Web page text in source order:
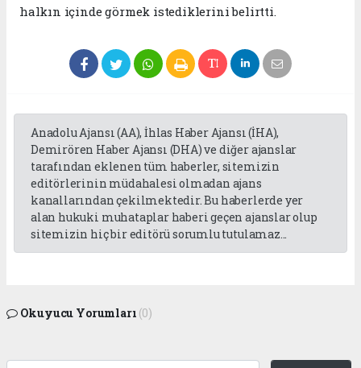
halkın içinde görmek istediklerini belirtti.
Anadolu Ajansı (AA), İhlas Haber Ajansı (İHA),
Demirören Haber Ajansı (DHA) ve diğer ajanslar
tarafından eklenen tüm haberler, sitemizin
editörlerinin müdahalesi olmadan ajans
kanallarından çekilmektedir. Bu haberlerde yer
alan hukuki muhataplar haberi geçen ajanslar olup
sitemizin hiç bir editörü sorumlu tutulamaz...
Okuyucu Yorumları (0)